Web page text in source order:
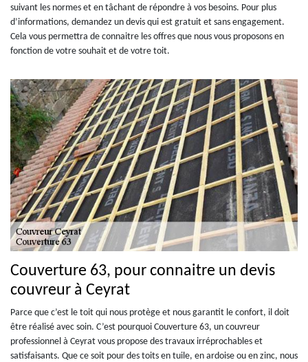
suivant les normes et en tâchant de répondre à vos besoins. Pour plus
d’informations, demandez un devis qui est gratuit et sans engagement.
Cela vous permettra de connaitre les offres que nous vous proposons en
fonction de votre souhait et de votre toit.
Couverture 63, pour connaitre un devis
couvreur à Ceyrat
Parce que c’est le toit qui nous protège et nous garantit le confort, il doit
être réalisé avec soin. C’est pourquoi Couverture 63, un couvreur
professionnel à Ceyrat vous propose des travaux irréprochables et
satisfaisants. Que ce soit pour des toits en tuile, en ardoise ou en zinc, nous